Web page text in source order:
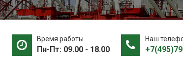
Время работы
Пн-Пт: 09.00 - 18.00
Наш